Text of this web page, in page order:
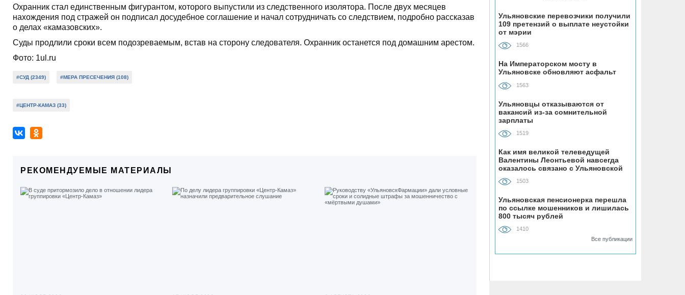
Охранник стал единственным фигурантом, которого выпустили из следственного изолятора. После двух месяцев
нахождения под стражей он подписал досудебное соглашение и начал сотрудничать со следствием, подробно рассказав
о делах «камазовских».
Суды продлили сроки всем подозреваемым, встав на сторону следователя. Охранник останется под домашним арестом.
Фото: 1ul.ru
#СУД (2349) #МЕРА ПРЕСЕЧЕНИЯ (108)
#ЦЕНТР-КАМАЗ (33)
РЕКОМЕНДУЕМЫЕ МАТЕРИАЛЫ
В ульяновской школе №7
устанавливают «умные» тренажёры с
QR-кодами
06.08, 16:22
В Ульяновске на месяц перекрыли
участок улицы Ефремова
06.08, 15:59
На здании травмпункта в Ульяновске
появилась мемориальная доска в
06.08, 15:29
Прокурор Теребунов нашёл
нарушения в ульяновской колонии
№8
06.08, 15:17
ВТБ: объем выдачи ипотеки в России
Ульяновские перевозчики получили
109 претензий о выплате неустойки
от мэрии
1566
На Императорском мосту в
Ульяновске обновляют асфальт
1563
Ульяновцы отказываются от
вакансий из-за сомнительной
зарплаты
1519
Как имя великой телеведущей
Валентины Леонтьевой навсегда
оказалось связано с Ульяновской
областью
1503
Ульяновская пенсионерка перешла
по ссылке мошенников и лишилась
800 тысяч рублей
1410
Все публикации